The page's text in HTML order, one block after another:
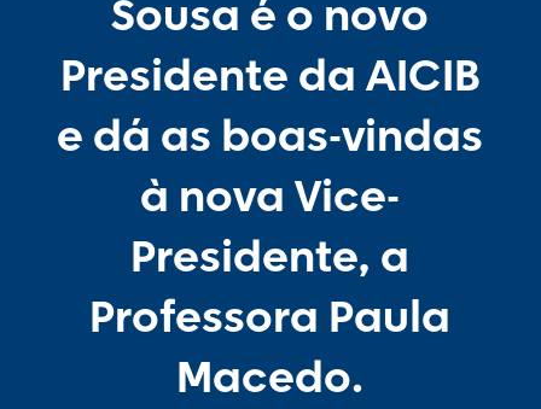
Sousa é o novo
Presidente da AICIB
e dá as boas-vindas
à nova Vice-
Presidente, a
Professora Paula
Macedo.